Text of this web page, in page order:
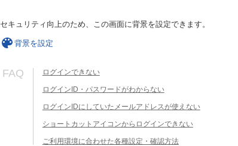
セキュリティ向上のため、この画面に背景を設定できます。
背景を設定
FAQ ログインできない
ログインID・パスワードがわからない
ログインIDにしていたメールアドレスが使えない
ショートカットアイコンからログインできない
ご利用環境に合わせた各種設定・確認方法